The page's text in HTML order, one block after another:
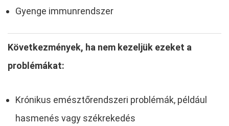
Gyenge immunrendszer
Következmények, ha nem kezeljük ezeket a
problémákat:
Krónikus emésztőrendszeri problémák, például
hasmenés vagy székrekedés